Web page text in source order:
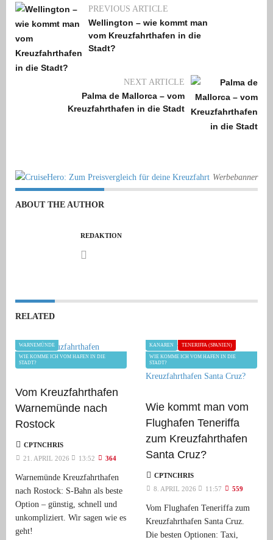
PREVIOUS ARTICLE
Wellington – wie kommt man
vom Kreuzfahrthafen in die
Stadt?
NEXT ARTICLE
Palma de Mallorca – vom
Kreuzfahrthafen in die Stadt
Werbebanner
ABOUT THE AUTHOR
REDAKTION
RELATED
WARNEMÜNDE
WIE KOMME ICH VOM HAFEN IN DIE
STADT?
Vom Kreuzfahrthafen
Warnemünde nach
Rostock
CPTNCHRIS
21. APRIL 2026
13:52 364
Warnemünde Kreuzfahrthafen
nach Rostock: S-Bahn als beste
Option – günstig, schnell und
unkompliziert. Wir sagen wie es
geht!
KANAREN TENERIFFA (SPANIEN)
WIE KOMME ICH VOM HAFEN IN DIE
STADT?
Wie kommt man vom
Flughafen Teneriffa
zum Kreuzfahrthafen
Santa Cruz?
CPTNCHRIS
8. APRIL 2026
11:57 559
Vom Flughafen Teneriffa zum
Kreuzfahrthafen Santa Cruz.
Die besten Optionen: Taxi,